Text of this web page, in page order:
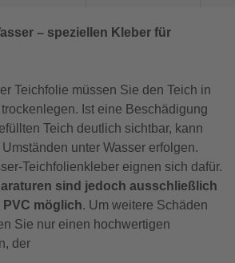
– speziellen Kleber für
Teichfolie müssen Sie den Teich in
Ist eine Beschädigung
Teich deutlich sichtbar, kann
unter Wasser erfolgen.
Teichfolienkleber eignen sich dafür.
sind jedoch ausschließlich
möglich. Um weitere Schäden
Sie nur einen hochwertigen
der